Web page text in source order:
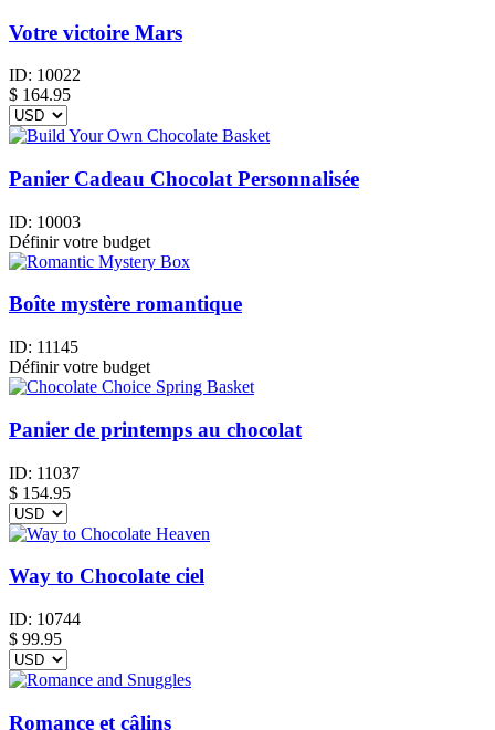
Votre victoire Mars
ID: 10022
$ 164.95
Panier Cadeau Chocolat Personnalisée
ID: 10003
Définir votre budget
Boîte mystère romantique
ID: 11145
Définir votre budget
Panier de printemps au chocolat
ID: 11037
$ 154.95
Way to Chocolate ciel
ID: 10744
$ 99.95
Romance et câlins